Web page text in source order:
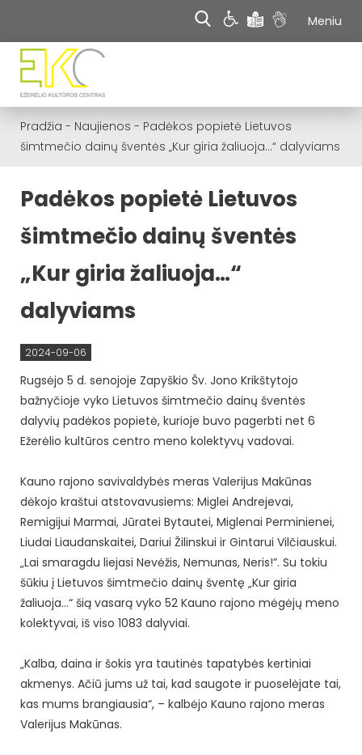
Meniu
Pradžia - Naujienos - Padėkos popietė Lietuvos
šimtmečio dainų šventės „Kur giria žaliuoja…“ dalyviams
Padėkos popietė Lietuvos
šimtmečio dainų šventės
„Kur giria žaliuoja…“
dalyviams
2024-09-06
Rugsėjo 5 d. senojoje Zapyškio Šv. Jono Krikštytojo
bažnyčioje vyko Lietuvos šimtmečio dainų šventės
dalyvių padėkos popietė, kurioje buvo pagerbti net 6
Ežerėlio kultūros centro meno kolektyvų vadovai.
Kauno rajono savivaldybės meras Valerijus Makūnas
dėkojo kraštui atstovavusiems: Miglei Andrejevai,
Remigijui Marmai, Jūratei Bytautei, Miglenai Perminienei,
Liudai Liaudanskaitei, Dariui Žilinskui ir Gintarui Vilčiauskui.
„Lai smaragdu liejasi Nevėžis, Nemunas, Neris!”. Su tokiu
šūkiu į Lietuvos šimtmečio dainų šventę „Kur giria
žaliuoja…“ šią vasarą vyko 52 Kauno rajono mėgėjų meno
kolektyvai, iš viso 1083 dalyviai.
„Kalba, daina ir šokis yra tautinės tapatybės kertiniai
akmenys. Ačiū jums už tai, kad saugote ir puoselėjate tai,
kas mums brangiausia“, – kalbėjo Kauno rajono meras
Valerijus Makūnas.